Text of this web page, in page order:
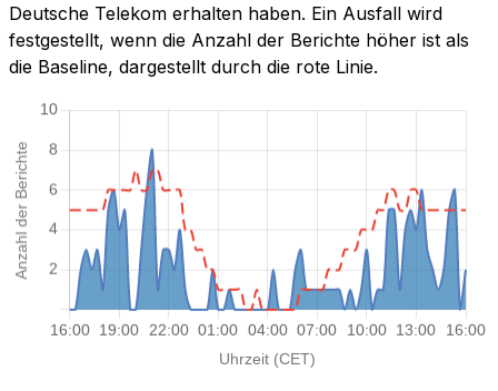
Deutsche Telekom erhalten haben. Ein Ausfall wird
festgestellt, wenn die Anzahl der Berichte höher ist als
die Baseline, dargestellt durch die rote Linie.